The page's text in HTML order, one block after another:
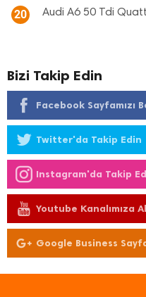
20 Audi A6 50 Tdi
Bizi Takip Edin
Facebook Sayfamızı
Twitter'da Takip Edin
Instagram'da Takip
Youtube Kanalımıza
Google Business